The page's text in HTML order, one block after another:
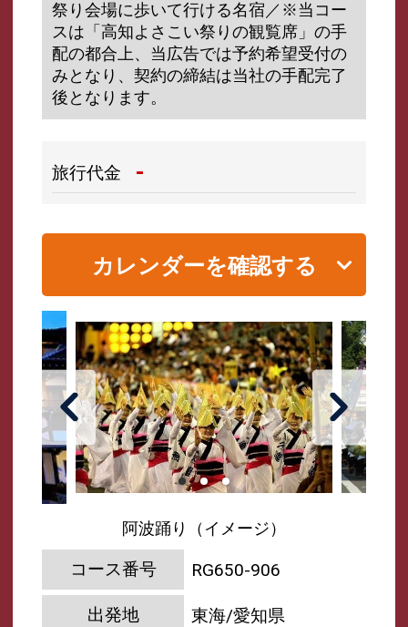
祭り会場に歩いて行ける名宿／※当コー
スは「高知よさこい祭りの観覧席」の手
配の都合上、当広告では予約希望受付の
みとなり、契約の締結は当社の手配完了
後となります。
旅行代金 -
カレンダーを確認する
阿波踊り（イメージ）
コース番号 RG650-906
出発地 東海/愛知県